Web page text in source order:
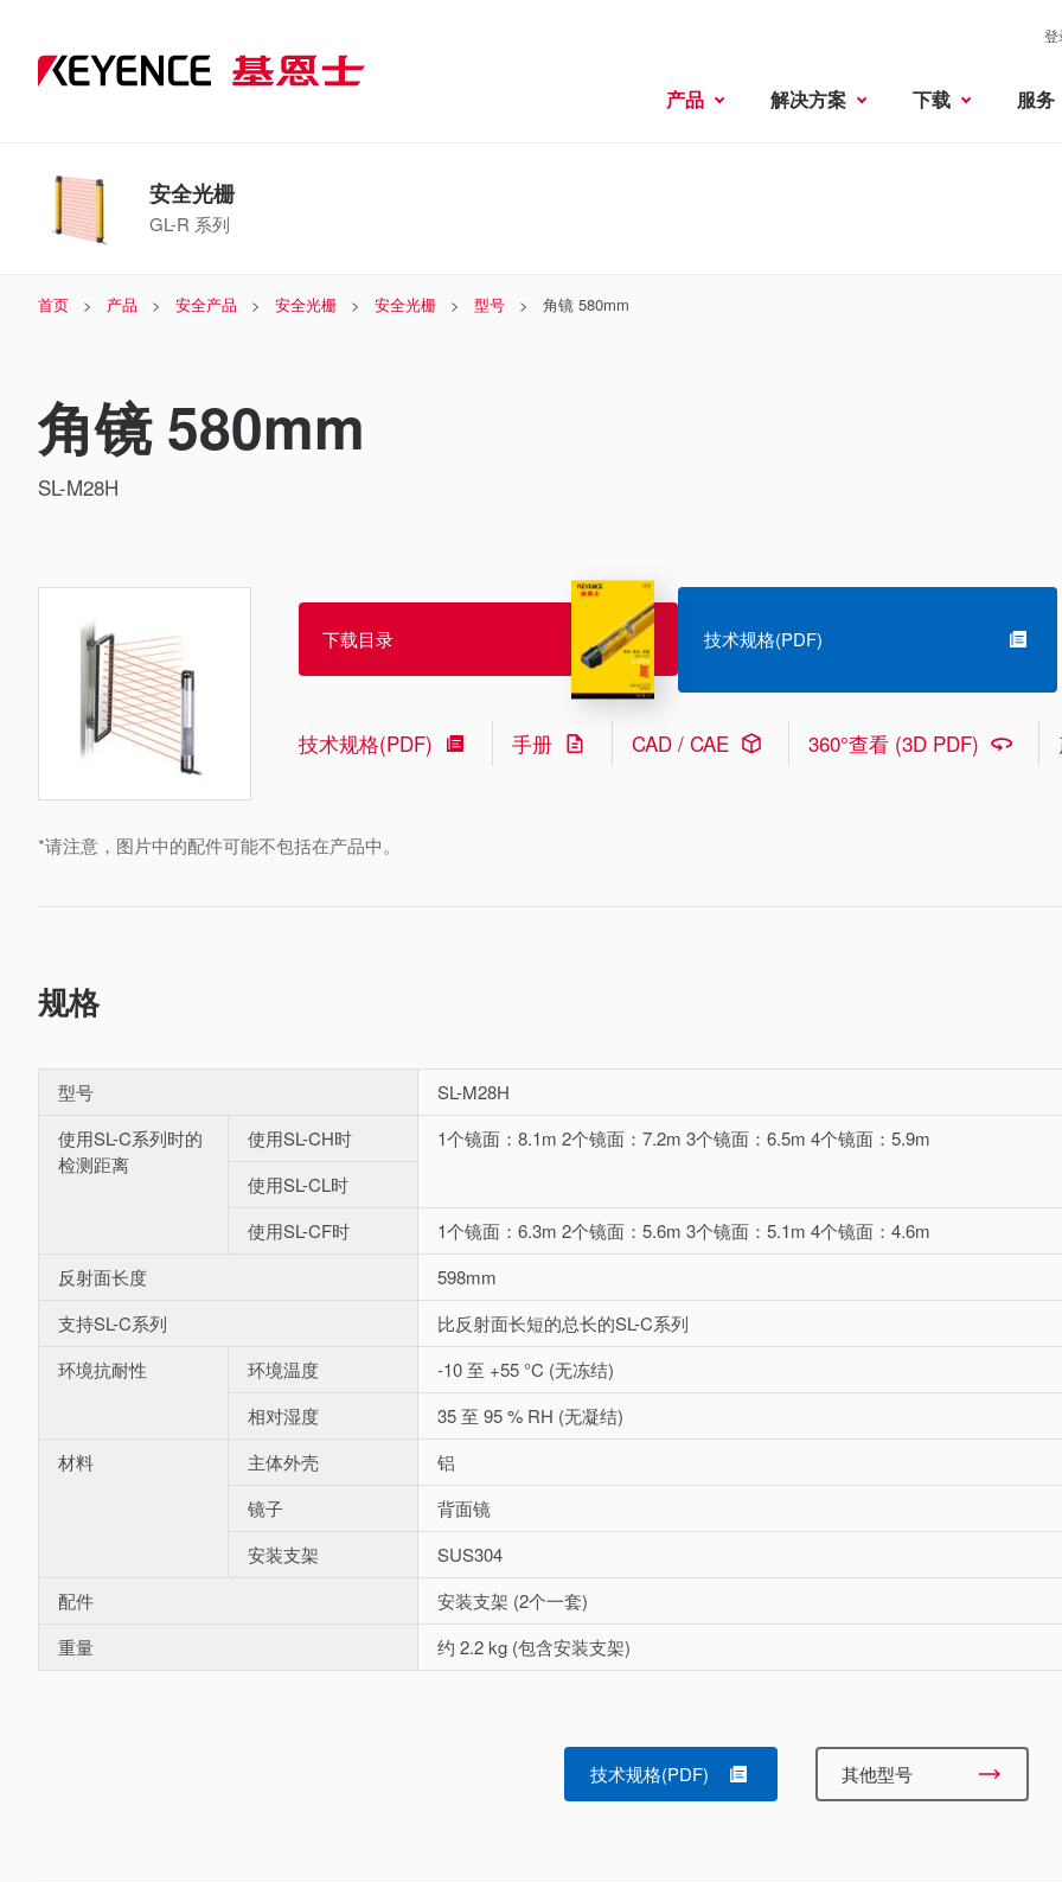
登
产品 解决方案 下载 服务
安全光栅
GL-R 系列
首页 产品 安全产品 安全光栅 安全光栅 型号 角镜 580mm
角镜 580mm
SL-M28H
*请注意，图片中的配件可能不包括在产品中。
下载目录 技术规格(PDF)
技术规格(PDF) 手册 CAD / CAE 360°查看 (3D PDF)
规格
型号
SL-M28H
使用SL-C系列时的
检测距离
使用SL-CH时
1个镜面：8.1m 2个镜面：7.2m 3个镜面：6.5m 4个镜面：5.9m
使用SL-CL时
使用SL-CF时
1个镜面：6.3m 2个镜面：5.6m 3个镜面：5.1m 4个镜面：4.6m
反射面长度
598mm
支持SL-C系列
比反射面长短的总长的SL-C系列
环境抗耐性
环境温度
-10 至 +55 °C (无冻结)
相对湿度
35 至 95 % RH (无凝结)
材料
主体外壳
铝
镜子
背面镜
安装支架
SUS304
配件
安装支架 (2个一套)
重量
约 2.2 kg (包含安装支架)
技术规格(PDF) 其他型号